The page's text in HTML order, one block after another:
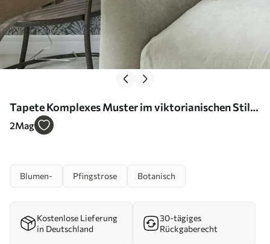
Tapete Komplexes Muster im viktorianischen Stil
Nr. a00271
2Mag
Blumen- Pfingstrose Botanisch
Kostenlose Lieferung
in Deutschland
30-tägiges
Rückgaberecht